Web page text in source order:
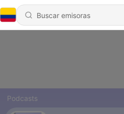
Podcasts